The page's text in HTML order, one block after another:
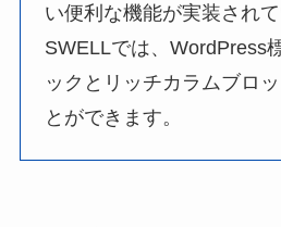
い便利な機能が実装されて
SWELLでは、WordPress
ックとリッチカラムブロ
とができます。